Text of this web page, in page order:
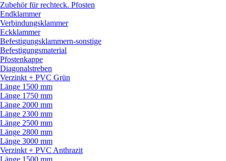
Zubehör für rechteck. Pfosten
Endklammer
Verbindungsklammer
Eckklammer
Befestigungsklammern-sonstige
Befestigungsmaterial
Pfostenkappe
Diagonalstreben
Verzinkt + PVC Grün
Länge 1500 mm
Länge 1750 mm
Länge 2000 mm
Länge 2300 mm
Länge 2500 mm
Länge 2800 mm
Länge 3000 mm
Verzinkt + PVC Anthrazit
Länge 1500 mm